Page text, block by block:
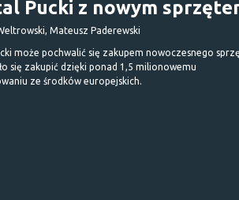
Pucki z nowym
Mateusz Paderewski
może pochwalić się zakupem nowoczesnego
się zakupić dzięki ponad 1,5 milionowemu
ze środków europejskich.